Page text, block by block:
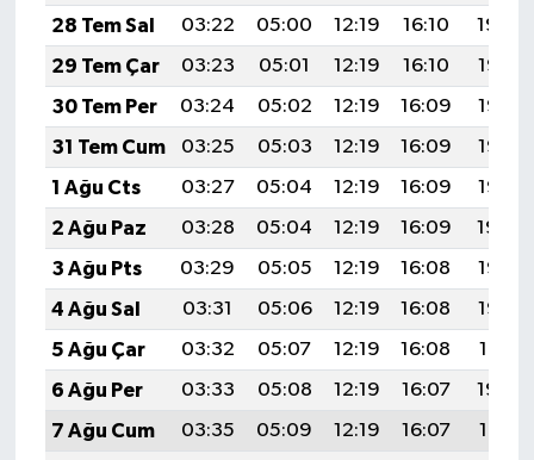
28 Tem Sal
03:22 05:00 12:19 16:10
19:29
29 Tem Çar
03:23 05:01 12:19 16:10
19:28
30 Tem Per
03:24 05:02 12:19 16:09
19:27
31 Tem Cum
03:25 05:03 12:19 16:09
19:26
1 Ağu Cts
03:27 05:04 12:19 16:09
19:25
2 Ağu Paz
03:28 05:04 12:19 16:09
19:24
3 Ağu Pts
03:29 05:05 12:19 16:08
19:23
4 Ağu Sal
03:31 05:06 12:19 16:08
19:22
5 Ağu Çar
03:32 05:07 12:19 16:08
19:21
6 Ağu Per
03:33 05:08 12:19 16:07
19:20
7 Ağu Cum
03:35 05:09 12:19 16:07
19:19